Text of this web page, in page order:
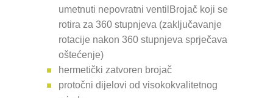
umetnuti nepovratni ventilBrojač koji se
rotira za 360 stupnjeva (zaključavanje
rotacije nakon 360 stupnjeva sprječava
oštećenje)
hermetički zatvoren brojač
protočni dijelovi od visokokvalitetnog